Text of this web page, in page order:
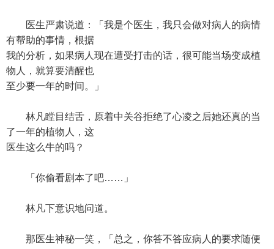
医生严肃说道：「我是个医生，我只会做对病人的病情
有帮助的事情，根据
我的分析，如果病人现在遭受打击的话，很可能当场变成植
物人，就算要清醒也
至少要一年的时间。」
林凡瞠目结舌，原着中关谷拒绝了心凌之后她还真的当
了一年的植物人，这
医生这么牛的吗？
「你偷看剧本了吧……」
林凡下意识地问道。
那医生神秘一笑，「总之，你答不答应病人的要求随便